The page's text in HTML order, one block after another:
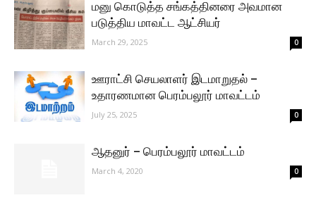
மனு கொடுத்த சங்கத்தினரை அவமான
படுத்திய மாவட்ட ஆட்சியர்
March 29, 2025 0
ஊராட்சி செயலாளர் இடமாறுதல் –
உதாரணமான பெரம்பலூர் மாவட்டம்
July 25, 2025 0
ஆதனுர் – பெரம்பலூர் மாவட்டம்
March 4, 2020 0